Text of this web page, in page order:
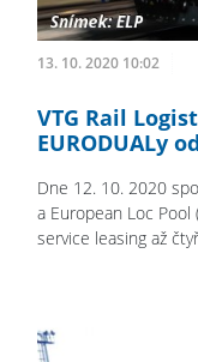
13. 10. 2020 10:02
VTG Rail
EURODUALy
Dne 12. 10. 2020
a European Loc Pool
service leasing až